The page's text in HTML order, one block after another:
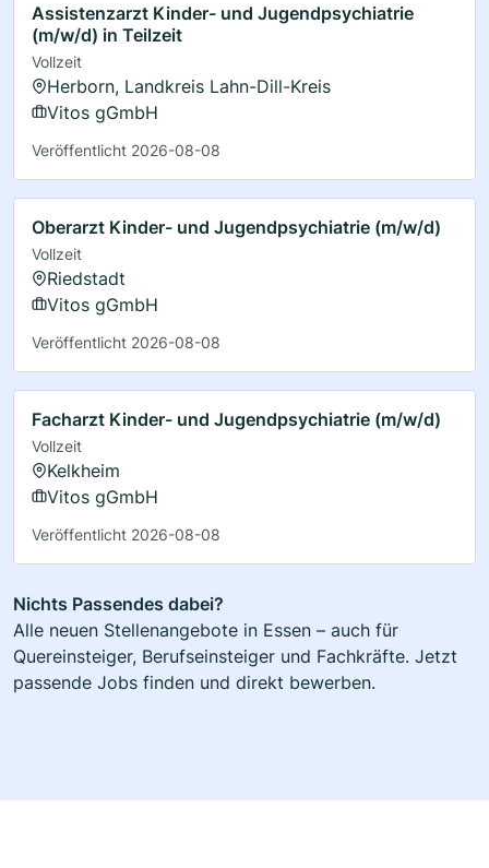
Assistenzarzt Kinder- und Jugendpsychiatrie
(m/w/d) in Teilzeit
Vollzeit
Herborn, Landkreis Lahn-Dill-Kreis
Vitos gGmbH
Veröffentlicht 2026-08-08
Oberarzt Kinder- und Jugendpsychiatrie (m/w/d)
Vollzeit
Riedstadt
Vitos gGmbH
Veröffentlicht 2026-08-08
Facharzt Kinder- und Jugendpsychiatrie (m/w/d)
Vollzeit
Kelkheim
Vitos gGmbH
Veröffentlicht 2026-08-08
Nichts Passendes dabei?
Alle neuen Stellenangebote in Essen – auch für
Quereinsteiger, Berufseinsteiger und Fachkräfte. Jetzt
passende Jobs finden und direkt bewerben.